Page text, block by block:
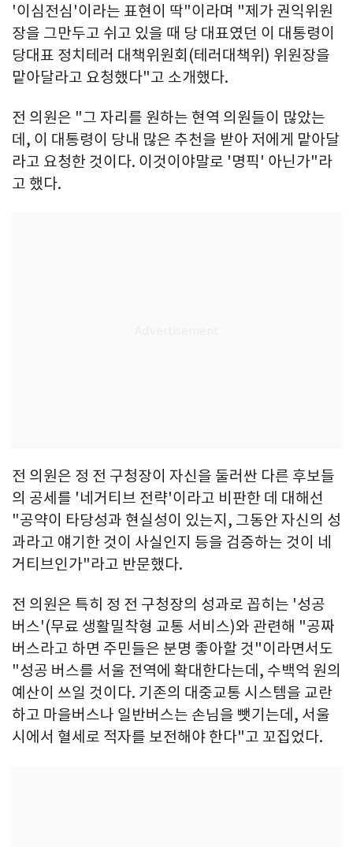
'이심전심'이라는 표현이 딱"이라며 "제가 권익위원
장을 그만두고 쉬고 있을 때 당 대표였던 이 대통령이
당대표 정치테러 대책위원회(테러대책위) 위원장을
맡아달라고 요청했다"고 소개했다.
전 의원은 "그 자리를 원하는 현역 의원들이 많았는
데, 이 대통령이 당내 많은 추천을 받아 저에게 맡아달
라고 요청한 것이다. 이것이야말로 '명픽' 아닌가"라
고 했다.
전 의원은 정 전 구청장이 자신을 둘러싼 다른 후보들
의 공세를 '네거티브 전략'이라고 비판한 데 대해선
"공약이 타당성과 현실성이 있는지, 그동안 자신의 성
과라고 얘기한 것이 사실인지 등을 검증하는 것이 네
거티브인가"라고 반문했다.
전 의원은 특히 정 전 구청장의 성과로 꼽히는 '성공
버스'(무료 생활밀착형 교통 서비스)와 관련해 "공짜
버스라고 하면 주민들은 분명 좋아할 것"이라면서도
"성공 버스를 서울 전역에 확대한다는데, 수백억 원의
예산이 쓰일 것이다. 기존의 대중교통 시스템을 교란
하고 마을버스나 일반버스는 손님을 뺏기는데, 서울
시에서 혈세로 적자를 보전해야 한다"고 꼬집었다.